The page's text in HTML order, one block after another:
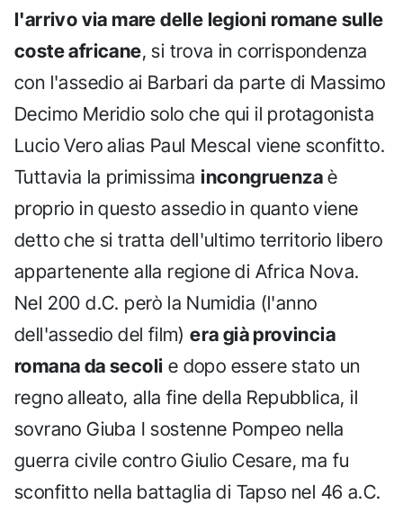
l'arrivo via mare delle legioni romane sulle
coste africane, si trova in corrispondenza
con l'assedio ai Barbari da parte di Massimo
Decimo Meridio solo che qui il protagonista
Lucio Vero alias Paul Mescal viene sconfitto.
Tuttavia la primissimaincongruenza è
proprio in questo assedio in quanto viene
detto che si tratta dell'ultimo territorio libero
appartenente alla regione di Africa Nova.
Nel 200 d.C. però la Numidia (l'anno
dell'assedio del film)era già provincia
romana da secoli e dopo essere stato un
regno alleato, alla fine della Repubblica, il
sovrano Giuba I sostenne Pompeo nella
guerra civile contro Giulio Cesare, ma fu
sconfitto nella battaglia di Tapso nel 46 a.C.